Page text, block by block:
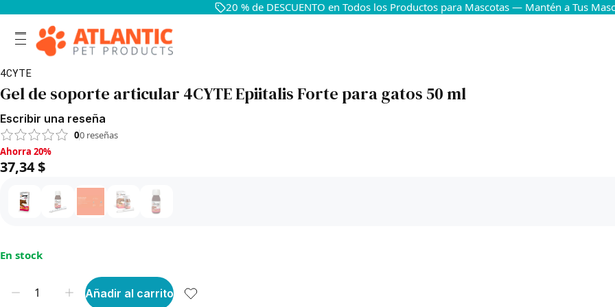
20 % de DESCUENTO en Todos los Productos para Mascotas — Mantén a Tus
4CYTE
Gel de soporte articular 4CYTE Epiitalis Forte para gatos 50 ml
Escribir una reseña
00 reseñas
Ahorra 20%, 37,34 $
Ahorra 20%
37,34 $
En stock
Añadir al carrito